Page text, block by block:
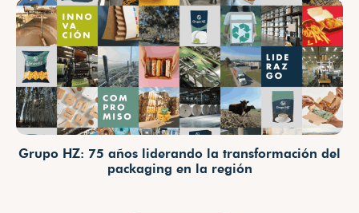
Grupo HZ: 75 años liderando la transformación del
packaging en la región